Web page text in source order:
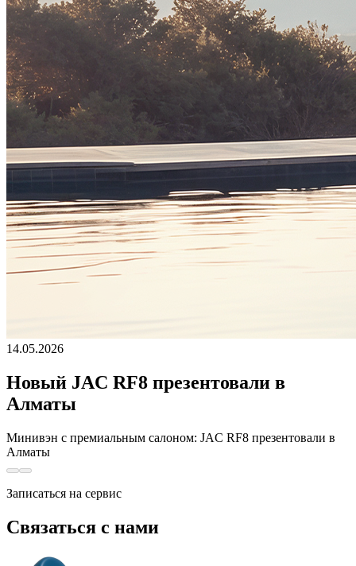
14.05.2026
Новый JAC RF8 презентовали в
Алматы
Минивэн с премиальным салоном: JAC RF8 презентовали в
Алматы
Записаться на сервис
Связаться с нами